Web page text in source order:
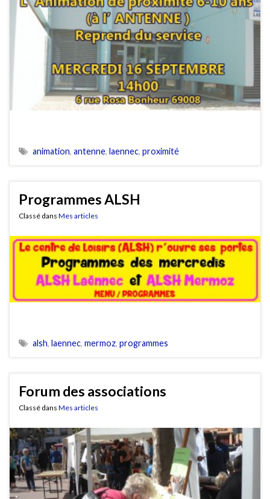
animation, antenne, laennec, proximité
Programmes ALSH
Classé dans Mes articles
alsh, laennec, mermoz, programmes
Forum des associations
Classé dans Mes articles